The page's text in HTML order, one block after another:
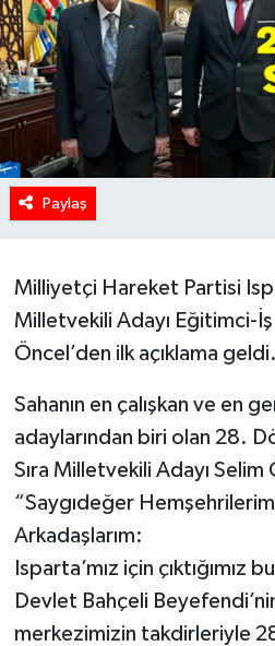
Paylaş
Milliyetçi Hareket Partisi
Milletvekili Adayı Eğitimci-İş
Öncel’den ilk açıklama geldi.
Sahanın en çalışkan ve en
adaylarından biri olan 28.
Sıra Milletvekili Adayı Selim
“Saygıdeğer
Arkadaşlarım:
Isparta’mız için çıktığımız
Devlet Bahçeli
merkezimizin takdirleriyle
HABERDE İNSAN
İlginç
KÜLTÜR SANAT
MAGAZİN
POLİTİKA
SAĞLIK
Tarihi Yapılarımız
Teknoloji